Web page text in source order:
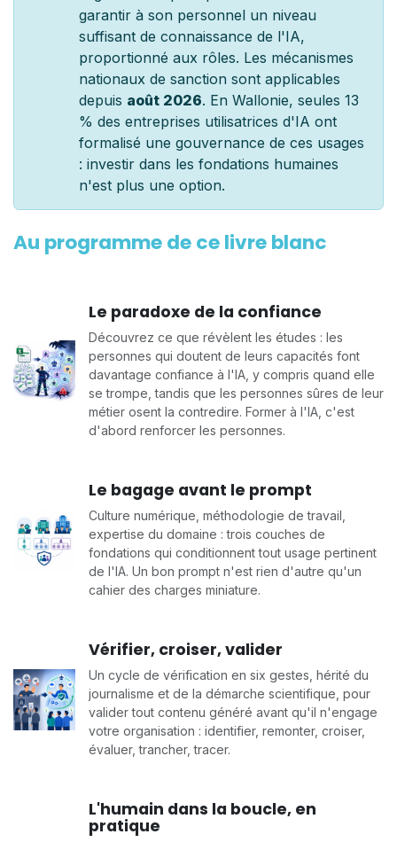
garantir à son personnel un niveau
suffisant de connaissance de l'IA,
proportionné aux rôles. Les mécanismes
nationaux de sanction sont applicables
depuis août 2026. En Wallonie, seules 13
% des entreprises utilisatrices d'IA ont
formalisé une gouvernance de ces usages
: investir dans les fondations humaines
n'est plus une option.
Au programme de ce livre blanc
Le paradoxe de la confiance
Découvrez ce que révèlent les études : les
personnes qui doutent de leurs capacités font
davantage confiance à l'IA, y compris quand elle
se trompe, tandis que les personnes sûres de leur
métier osent la contredire. Former à l'IA, c'est
d'abord renforcer les personnes.
Le bagage avant le prompt
Culture numérique, méthodologie de travail,
expertise du domaine : trois couches de
fondations qui conditionnent tout usage pertinent
de l'IA. Un bon prompt n'est rien d'autre qu'un
cahier des charges miniature.
Vérifier, croiser, valider
Un cycle de vérification en six gestes, hérité du
journalisme et de la démarche scientifique, pour
valider tout contenu généré avant qu'il n'engage
votre organisation : identifier, remonter, croiser,
évaluer, trancher, tracer.
L'humain dans la boucle, en
pratique